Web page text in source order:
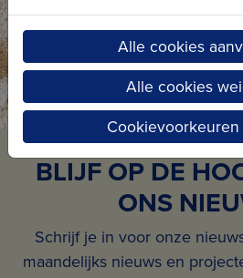
BLIJF OP DE
ONS
Schrijf je in voor onze
maandelijks nieuws en
Alle cookies
Alle cookies